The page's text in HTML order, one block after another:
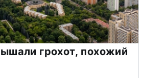
грохот, похожий